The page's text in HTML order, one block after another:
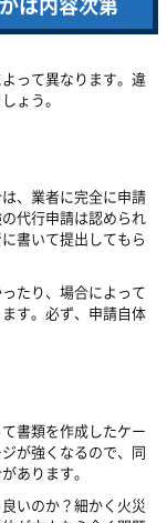
って異なります。違
ょう。
、業者に完全に申請
代行申請は認められ
書いて提出してもら
たり、場合によって
す。必ず、申請自体
書類を作成したケー
が強くなるので、同
あります。
いのか？細かく火災